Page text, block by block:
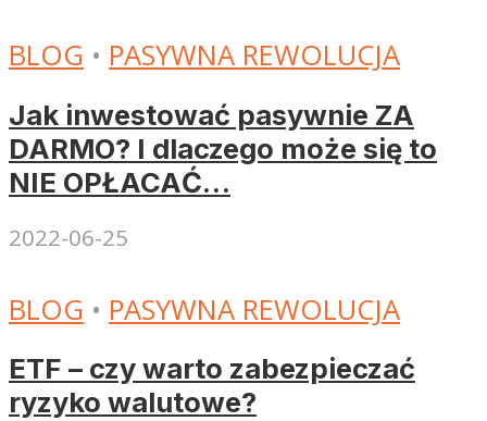
BLOG • PASYWNA REWOLUCJA
Jak inwestować pasywnie ZA
DARMO? I dlaczego może się to
NIE OPŁACAĆ…
2022-06-25
BLOG • PASYWNA REWOLUCJA
ETF – czy warto zabezpieczać
ryzyko walutowe?